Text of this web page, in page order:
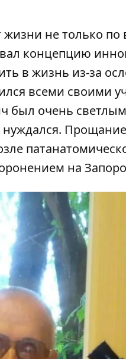
не только по
концепцию
в жизнь из-за
всеми своими
был очень
на